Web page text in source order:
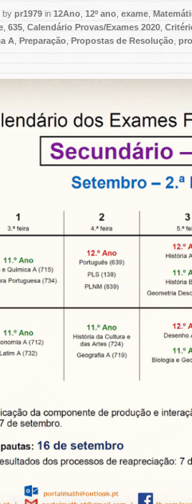
by pr1979 in 12Ano 12º ano exame
635 Calendário Provas/Exames 2020
A Preparação Propostas de Resolução